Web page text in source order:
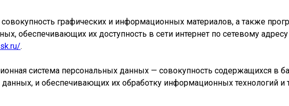
совокупность графических и информационных материалов, а также
обеспечивающих их доступность в сети интернет по сетевому адресу
.
система персональных данных — совокупность содержащихся в
и обеспечивающих их обработку информационных технологий и